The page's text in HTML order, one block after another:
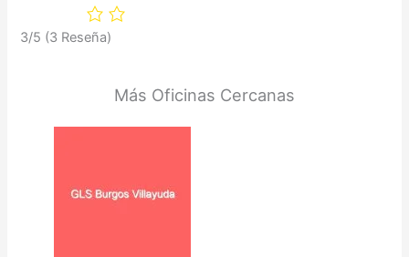
3/5 (3 Reseña)
Más Oficinas Cercanas